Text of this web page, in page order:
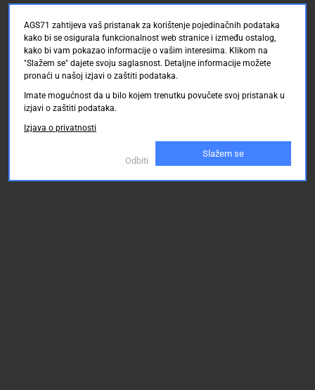
AGS71 zahtijeva vaš pristanak za korištenje pojedinačnih podataka
kako bi se osigurala funkcionalnost web stranice i između ostalog,
kako bi vam pokazao informacije o vašim interesima. Klikom na
"Slažem se" dajete svoju saglasnost. Detaljne informacije možete
pronaći u našoj izjavi o zaštiti podataka.
Imate mogućnost da u bilo kojem trenutku povučete svoj pristanak u
izjavi o zaštiti podataka.
Izjava o privatnosti
Odbiti
Slažem se